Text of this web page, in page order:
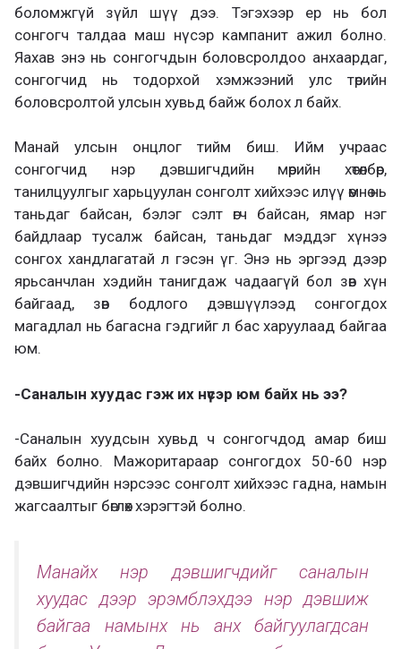
боломжгүй зүйл шүү дээ. Тэгэхээр ер нь бол
сонгогч талдаа маш нүсэр кампанит ажил болно.
Яахав энэ нь сонгогчдын боловсролдоо анхаардаг,
сонгогчид нь тодорхой хэмжээний улс төрийн
боловсролтой улсын хувьд байж болох л байх.
Манай улсын онцлог тийм биш. Ийм учраас
сонгогчид нэр дэвшигчдийн мөрийн хөтөлбөр,
танилцуулгыг харьцуулан сонголт хийхээс илүү өмнө нь
таньдаг байсан, бэлэг сэлт өгч байсан, ямар нэг
байдлаар тусалж байсан, таньдаг мэддэг хүнээ
сонгох хандлагатай л гэсэн үг. Энэ нь эргээд дээр
ярьсанчлан хэдийн танигдаж чадаагүй бол зөв хүн
байгаад, зөв бодлого дэвшүүлээд сонгогдох
магадлал нь багасна гэдгийг л бас харуулаад байгаа
юм.
-Саналын хуудас гэж их нүсэр юм байх нь ээ?
-Саналын хуудсын хувьд ч сонгогчдод амар биш
байх болно. Мажоритараар сонгогдох 50-60 нэр
дэвшигчдийн нэрсээс сонголт хийхээс гадна, намын
жагсаалтыг бөглөх хэрэгтэй болно.
Манайх нэр дэвшигчдийг саналын
хуудас дээр эрэмблэхдээ нэр дэвшиж
байгаа намынх нь анх байгуулагдсан